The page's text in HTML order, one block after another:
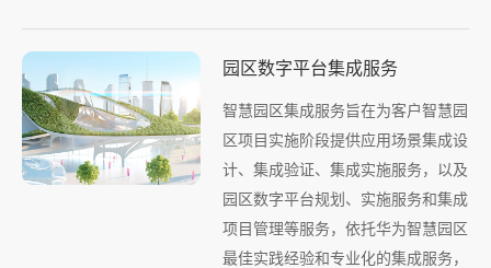
园区数字平台集成服务
智慧园区集成服务旨在为客户智慧园
区项目实施阶段提供应用场景集成设
计、集成验证、集成实施服务，以及
园区数字平台规划、实施服务和集成
项目管理等服务，依托华为智慧园区
最佳实践经验和专业化的集成服务，